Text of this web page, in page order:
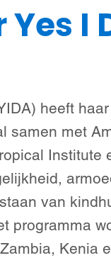
Yes I
heeft
samen met
Institute
van
programma
Kenia